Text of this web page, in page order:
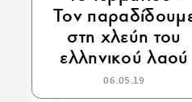
Τον
στη χλεύη του
ελληνικού λαού
06.05.19